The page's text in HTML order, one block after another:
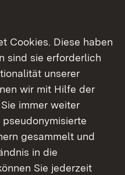
den passenden
eine Schritt-für-
Traum-Studium.
Württemberg
Cookies. Diese haben
sind sie erforderlich
unserer
wir mit Hilfe der
immer weiter
gesammelt und
in die
Sie jederzeit